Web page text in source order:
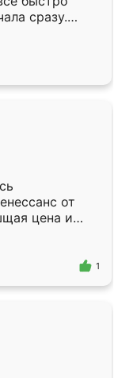
сразу.
подошёл к
Собрали
даже
от
цена и
Приехавший
1